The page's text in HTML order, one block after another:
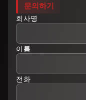
문의하기
회사명
이름
전화